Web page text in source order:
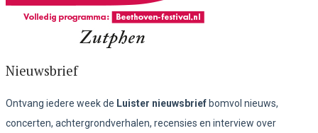
Nieuwsbrief
Ontvang iedere week de Luister nieuwsbrief bomvol nieuws,
concerten, achtergrondverhalen, recensies en interview over